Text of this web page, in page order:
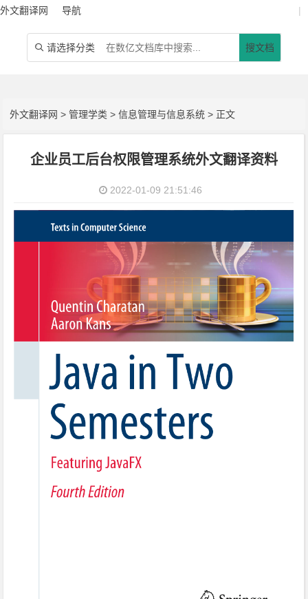
外文翻译网 导航 |
 请选择分类 搜文档
外文翻译网 >管理学类 >信息管理与信息系统 > 正文
企业员工后台权限管理系统外文翻译资料
2022-01-09 21:51:46